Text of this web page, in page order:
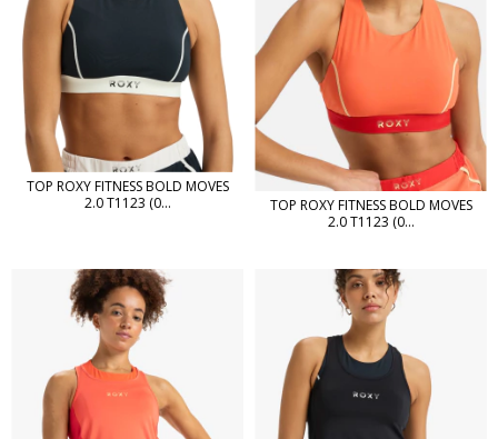
TOP ROXY FITNESS BOLD MOVES
2.0 T1123 (0...
TOP ROXY FITNESS BOLD MOVES
2.0 T1123 (0...